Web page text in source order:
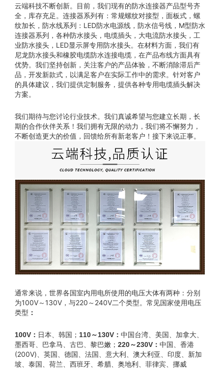
云端科技不断创新。目前，我们现有的防水连接器产品型号齐
全，库存充足。连接器系列有：常规螺纹对接型，面板式，螺
纹加长，防水线系列：LED防水电源线，防水信号线，M型防水
连接器系列，各种防水接头，电缆插头，大电流防水接头，工
业防水接头，LED显示屏专用防水接头。在材料方面，我们有
尼龙防水接头和橡胶电缆防水连接电缆，在产品布线方面具有
优势。我们坚持创新，关注客户的产品体验，不断消除滞后产
品，开发新款式，以满足客户在实际工作中的需求。针对客户
的具体建议，我们提供定制服务，提供各种专用电缆插头解决
方案。
我们期待与您讨论行业技术。我们真诚希望与您建立长期，长
期的合作伙伴关系！我们拥有无限的动力，我们将不懈努力，
不断创造更大的价值，回馈给所有新老客户！接下来说正事。
通常来说，世界各国室内用电所使用的电压大体有两种：分别
为100V～130V，与220～240V二个类型。常见国家使用电压
类型 ：
100V： 日本、韩国； 110～130V： 中国台湾、美国、加拿大、
墨西哥、巴拿马、古巴、黎巴嫩； 220～230V： 中国、香港
(200V)、英国、德国、法国、意大利、澳大利亚、印度、新加
坡、泰国、荷兰、西班牙、希腊、奥地利、菲律宾、挪威